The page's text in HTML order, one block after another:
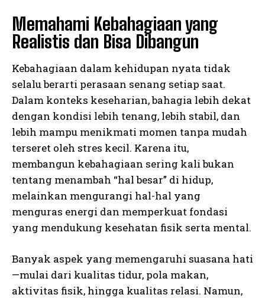
Memahami Kebahagiaan yang
Realistis dan Bisa Dibangun
Kebahagiaan dalam kehidupan nyata tidak
selalu berarti perasaan senang setiap saat.
Dalam konteks keseharian, bahagia lebih dekat
dengan kondisi lebih tenang, lebih stabil, dan
lebih mampu menikmati momen tanpa mudah
terseret oleh stres kecil. Karena itu,
membangun kebahagiaan sering kali bukan
tentang menambah “hal besar” di hidup,
melainkan mengurangi hal-hal yang
menguras energi dan memperkuat fondasi
yang mendukung kesehatan fisik serta mental.
Banyak aspek yang memengaruhi suasana hati
—mulai dari kualitas tidur, pola makan,
aktivitas fisik, hingga kualitas relasi. Namun,